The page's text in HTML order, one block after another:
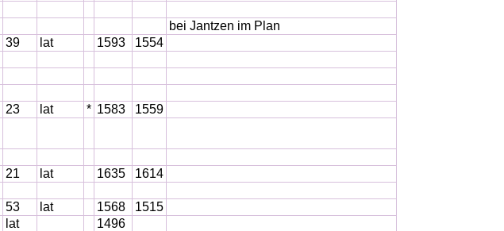
bei Jantzen im Plan
39 lat 1593
1554
23 lat * 1583
1559
21 lat 1635
1614
53 lat 1568
1515
lat
1496